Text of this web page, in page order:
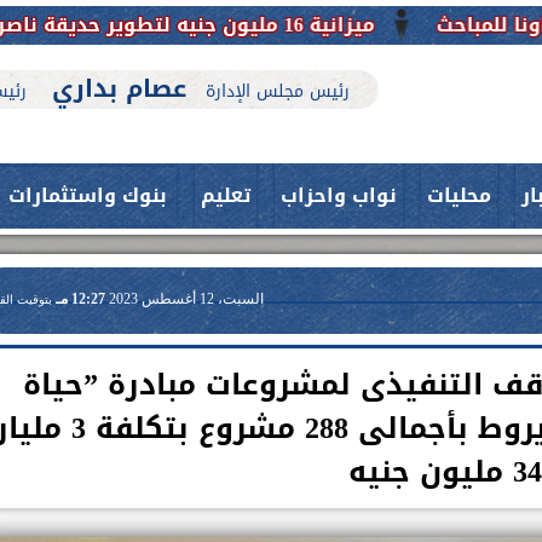
ميزانية 16 مليون جنيه لتطوير حديقة ناصر بأبوتيج.. نقلة حضارية تحافظ على تاريخها
رئيس مجلس الإدارة عصام بداري
محليات نواب واحزاب تعليم بنوك واستثمارات
السبت، 12 أغسطس 2023 12:27 مـ بتوقيت
التنفيذى لمشروعات مبادرة ”حياة
كريمة” بمركزى منفلوط وديروط بأجمالى 288 مشروع
العلاج الحر بمنفلوط بالتعاون مع هيئة
حدث بمستشفيات جامعة اسيوط....
فريق طبي بقسم الأنف والأذن